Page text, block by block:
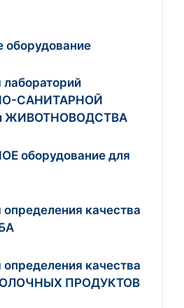
оборудование
САНИТАРНОЙ
и ЖИВОТНОВОДСТВА
оборудование для
качества
качества
ПРОДУКТОВ